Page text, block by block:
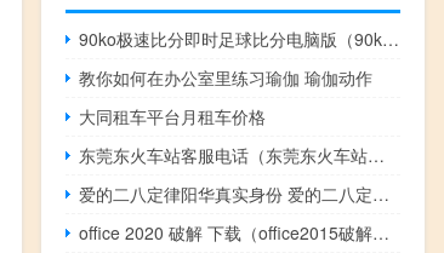
90ko极速比分即时足球比分电脑版（90ko即时比分）
教你如何在办公室里练习瑜伽 瑜伽动作
大同租车平台月租车价格
东莞东火车站客服电话（东莞东火车站订票电话）
爱的二八定律阳华真实身份 爱的二八定律停更原因
office 2020 破解 下载（office2015破解版）